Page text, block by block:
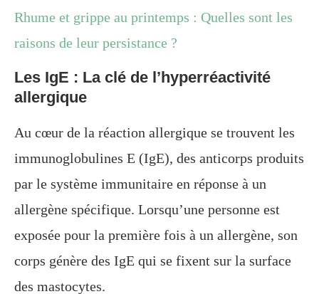
Rhume et grippe au printemps : Quelles sont les
raisons de leur persistance ?
Les IgE : La clé de l’hyperréactivité
allergique
Au cœur de la réaction allergique se trouvent les
immunoglobulines E (IgE), des anticorps produits
par le système immunitaire en réponse à un
allergène spécifique. Lorsqu’une personne est
exposée pour la première fois à un allergène, son
corps génère des IgE qui se fixent sur la surface
des mastocytes.